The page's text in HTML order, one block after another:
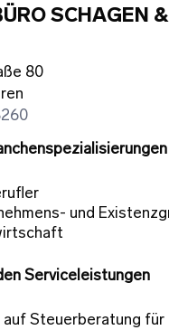
SCHAGEN &
80
und
Serviceleistungen
auf Steuerberatung für